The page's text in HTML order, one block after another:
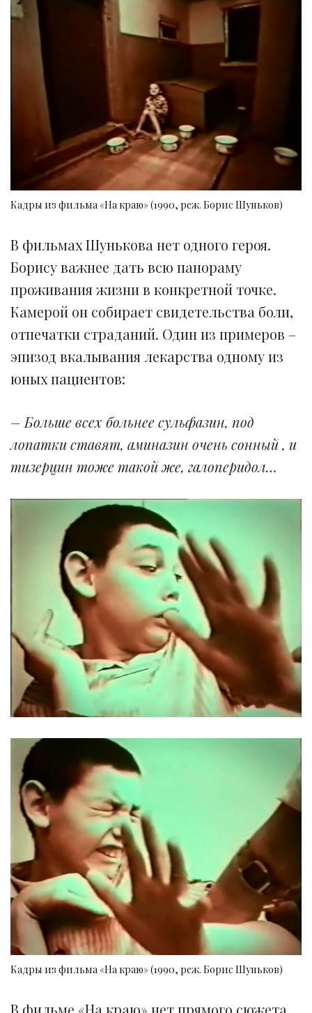
Кадры из фильма «На краю» (1990, реж. Борис Шуньков)
В фильмах Шунькова нет одного героя.
Борису важнее дать всю панораму
проживания жизни в конкретной точке.
Камерой он собирает свидетельства боли,
отпечатки страданий. Один из примеров –
эпизод вкалывания лекарства одному из
юных пациентов:
– Больше всех больнее сульфазин, под
лопатки ставят, аминазин очень сонный , и
тизерцин тоже такой же, галоперидол…
Кадры из фильма «На краю» (1990, реж. Борис Шуньков)